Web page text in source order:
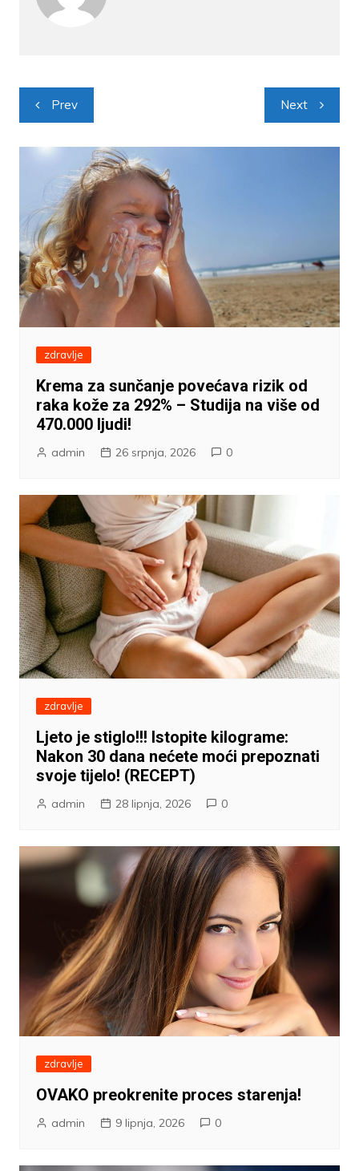
Navigacija
objava
Prev Next
zdravlje
Krema za sunčanje povećava rizik od
raka kože za 292% – Studija na više od
470.000 ljudi!
admin 26 srpnja, 2026 0
zdravlje
Ljeto je stiglo!!! Istopite kilograme:
Nakon 30 dana nećete moći prepoznati
svoje tijelo! (RECEPT)
admin 28 lipnja, 2026 0
zdravlje
OVAKO preokrenite proces starenja!
admin 9 lipnja, 2026 0